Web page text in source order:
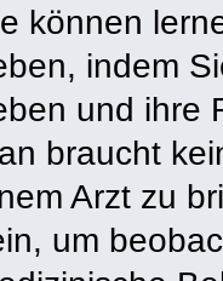
können
indem
und ihre
braucht
Arzt zu
um